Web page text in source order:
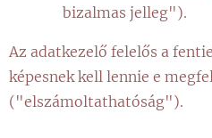
bizalmas jelleg").
Az adatkezelő felelős a
képesnek kell lennie e
("elszámoltathatóság").